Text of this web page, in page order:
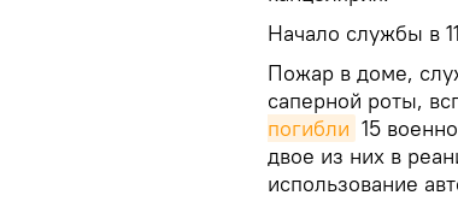
Начало службы в
Пожар в доме,
саперной роты,
погибли 15
двое из них в
использование